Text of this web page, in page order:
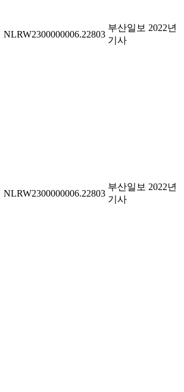
NLRW2300000006.22803
부산일보 2022년
기사
NLRW2300000006.22803
부산일보 2022년
기사